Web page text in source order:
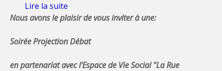
Lire la suite
programme automne 2026
Nous avons le plaisir de vous inviter à une:
Soirée Projection Débat
en partenariat avec l'Espace de Vie Social "La Rue